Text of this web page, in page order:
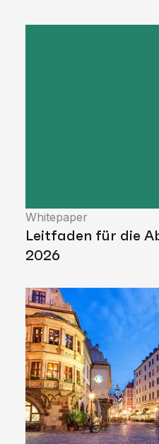
Whitepaper
Leitfaden für die
2026